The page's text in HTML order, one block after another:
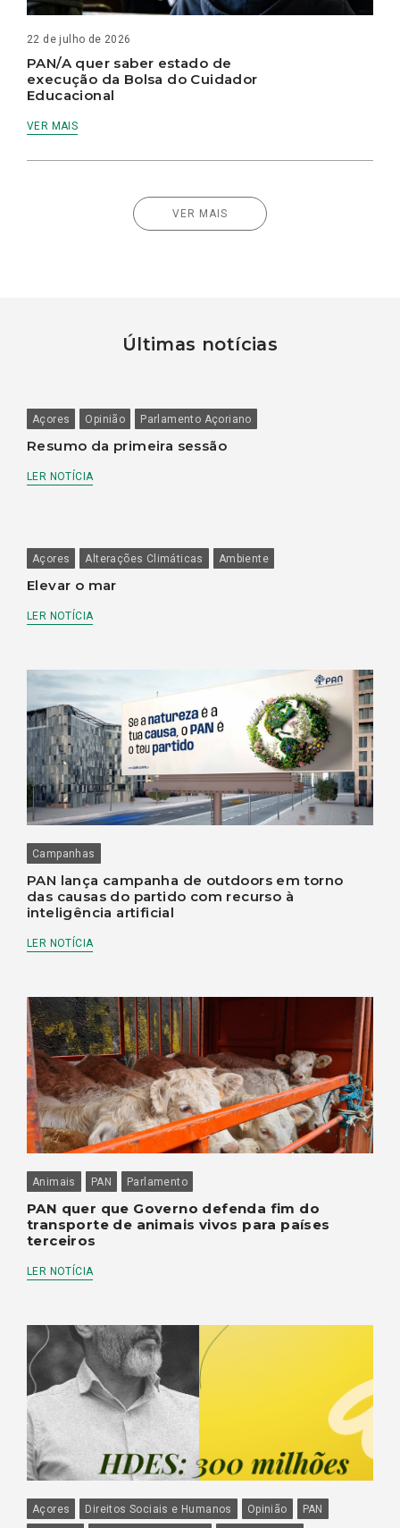
22 de julho de 2026
PAN/A quer saber estado de
execução da Bolsa do Cuidador
Educacional
VER MAIS
VER MAIS
Últimas notícias
Açores Opinião Parlamento Açoriano
Resumo da primeira sessão
LER NOTÍCIA
Açores Alterações Climáticas Ambiente
Elevar o mar
LER NOTÍCIA
Campanhas
PAN lança campanha de outdoors em torno
das causas do partido com recurso à
inteligência artificial
LER NOTÍCIA
Animais PAN Parlamento
PAN quer que Governo defenda fim do
transporte de animais vivos para países
terceiros
LER NOTÍCIA
Açores Direitos Sociais e Humanos Opinião PAN